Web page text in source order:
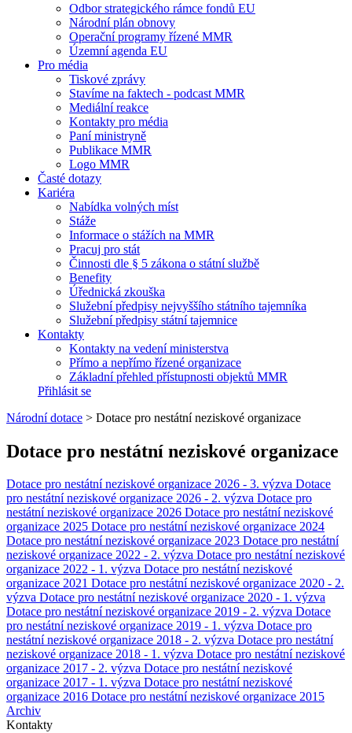
Odbor strategického rámce fondů EU
Národní plán obnovy
Operační programy řízené MMR
Územní agenda EU
Pro média
Tiskové zprávy
Stavíme na faktech - podcast MMR
Mediální reakce
Kontakty pro média
Paní ministryně
Publikace MMR
Logo MMR
Časté dotazy
Kariéra
Nabídka volných míst
Stáže
Informace o stážích na MMR
Pracuj pro stát
Činnosti dle § 5 zákona o státní službě
Benefity
Úřednická zkouška
Služební předpisy nejvyššího státního tajemníka
Služební předpisy státní tajemnice
Kontakty
Kontakty na vedení ministerstva
Přímo a nepřímo řízené organizace
Základní přehled přístupnosti objektů MMR
Přihlásit se
Národní dotace > Dotace pro nestátní neziskové organizace
Dotace pro nestátní neziskové organizace
Dotace pro nestátní neziskové organizace 2026 - 3. výzva Dotace
pro nestátní neziskové organizace 2026 - 2. výzva Dotace pro
nestátní neziskové organizace 2026 Dotace pro nestátní neziskové
organizace 2025 Dotace pro nestátní neziskové organizace 2024
Dotace pro nestátní neziskové organizace 2023 Dotace pro nestátní
neziskové organizace 2022 - 2. výzva Dotace pro nestátní neziskové
organizace 2022 - 1. výzva Dotace pro nestátní neziskové
organizace 2021 Dotace pro nestátní neziskové organizace 2020 - 2.
výzva Dotace pro nestátní neziskové organizace 2020 - 1. výzva
Dotace pro nestátní neziskové organizace 2019 - 2. výzva Dotace
pro nestátní neziskové organizace 2019 - 1. výzva Dotace pro
nestátní neziskové organizace 2018 - 2. výzva Dotace pro nestátní
neziskové organizace 2018 - 1. výzva Dotace pro nestátní neziskové
organizace 2017 - 2. výzva Dotace pro nestátní neziskové
organizace 2017 - 1. výzva Dotace pro nestátní neziskové
organizace 2016 Dotace pro nestátní neziskové organizace 2015
Archiv
Kontakty